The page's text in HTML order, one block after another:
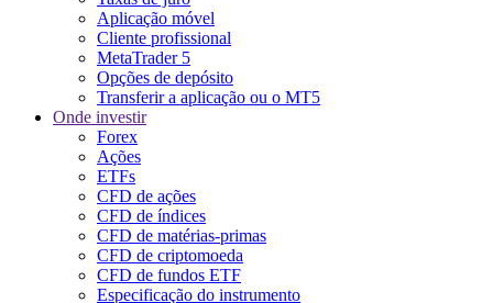
Aplicação móvel
Cliente profissional
MetaTrader 5
Opções de depósito
Transferir a aplicação ou o MT5
Onde investir
Forex
Ações
ETFs
CFD de ações
CFD de índices
CFD de matérias-primas
CFD de criptomoeda
CFD de fundos ETF
Especificação do instrumento